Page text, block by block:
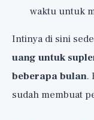
waktu untuk
Intinya di sini
uang untuk
beberapa bulan.
sudah membuat